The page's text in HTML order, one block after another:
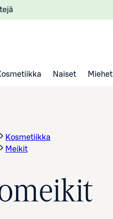
Naiset Miehet
Kosmetiikka
Meikit